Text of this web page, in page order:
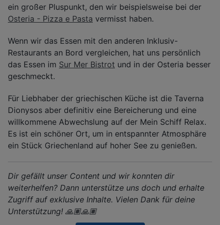
ein großer Pluspunkt, den wir beispielsweise bei der
Osteria - Pizza e Pasta vermisst haben.
Wenn wir das Essen mit den anderen Inklusiv-
Restaurants an Bord vergleichen, hat uns persönlich
das Essen im Sur Mer Bistrot und in der Osteria besser
geschmeckt.
Für Liebhaber der griechischen Küche ist die Taverna
Dionysos aber definitiv eine Bereicherung und eine
willkommene Abwechslung auf der Mein Schiff Relax.
Es ist ein schöner Ort, um in entspannter Atmosphäre
ein Stück Griechenland auf hoher See zu genießen.
Dir gefällt unser Content und wir konnten dir
weiterhelfen? Dann unterstütze uns doch und erhalte
Zugriff auf exklusive Inhalte. Vielen Dank für deine
Unterstützung! 🙏🏽🙏🏽